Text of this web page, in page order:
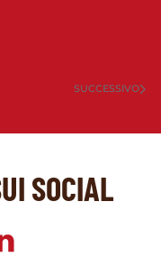
SUCCESSIVO
SOCIAL